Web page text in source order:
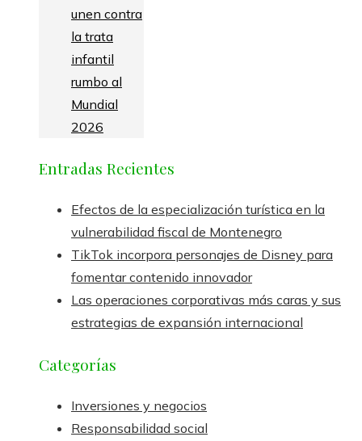
unen contra
la trata
infantil
rumbo al
Mundial
2026
Entradas Recientes
Efectos de la especialización turística en la
vulnerabilidad fiscal de Montenegro
TikTok incorpora personajes de Disney para
fomentar contenido innovador
Las operaciones corporativas más caras y sus
estrategias de expansión internacional
Categorías
Inversiones y negocios
Responsabilidad social